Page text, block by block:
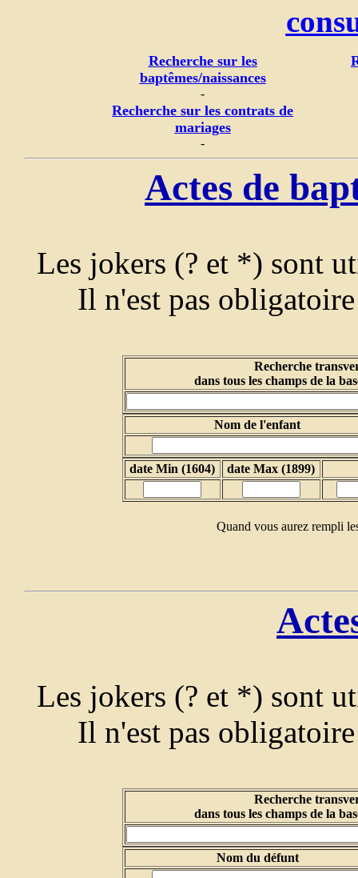
Recherche sur les
baptêmes/naissances
-
Recherche sur les contrats de
mariages
-
Actes de
Les jokers (? et *) sont
Il n'est pas
Recherche
dans tous les champs de la
Nom de l'enfant
date Min (1604) date Max (1899)
Quand vous aurez rempli
Les jokers (? et *) sont
Il n'est pas
Recherche
dans tous les champs de la
Nom du défunt